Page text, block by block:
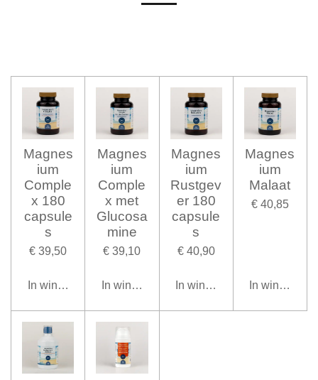
Magnes
ium
Comple
x 180
capsule
s
€ 39,50
In winkelwagen
Magnes
ium
Comple
x met
Glucosa
mine
€ 39,10
In winkelwagen
Magnes
ium
Rustgev
er 180
capsule
s
€ 40,90
In winkelwagen
Magnes
ium
Malaat
€ 40,85
In